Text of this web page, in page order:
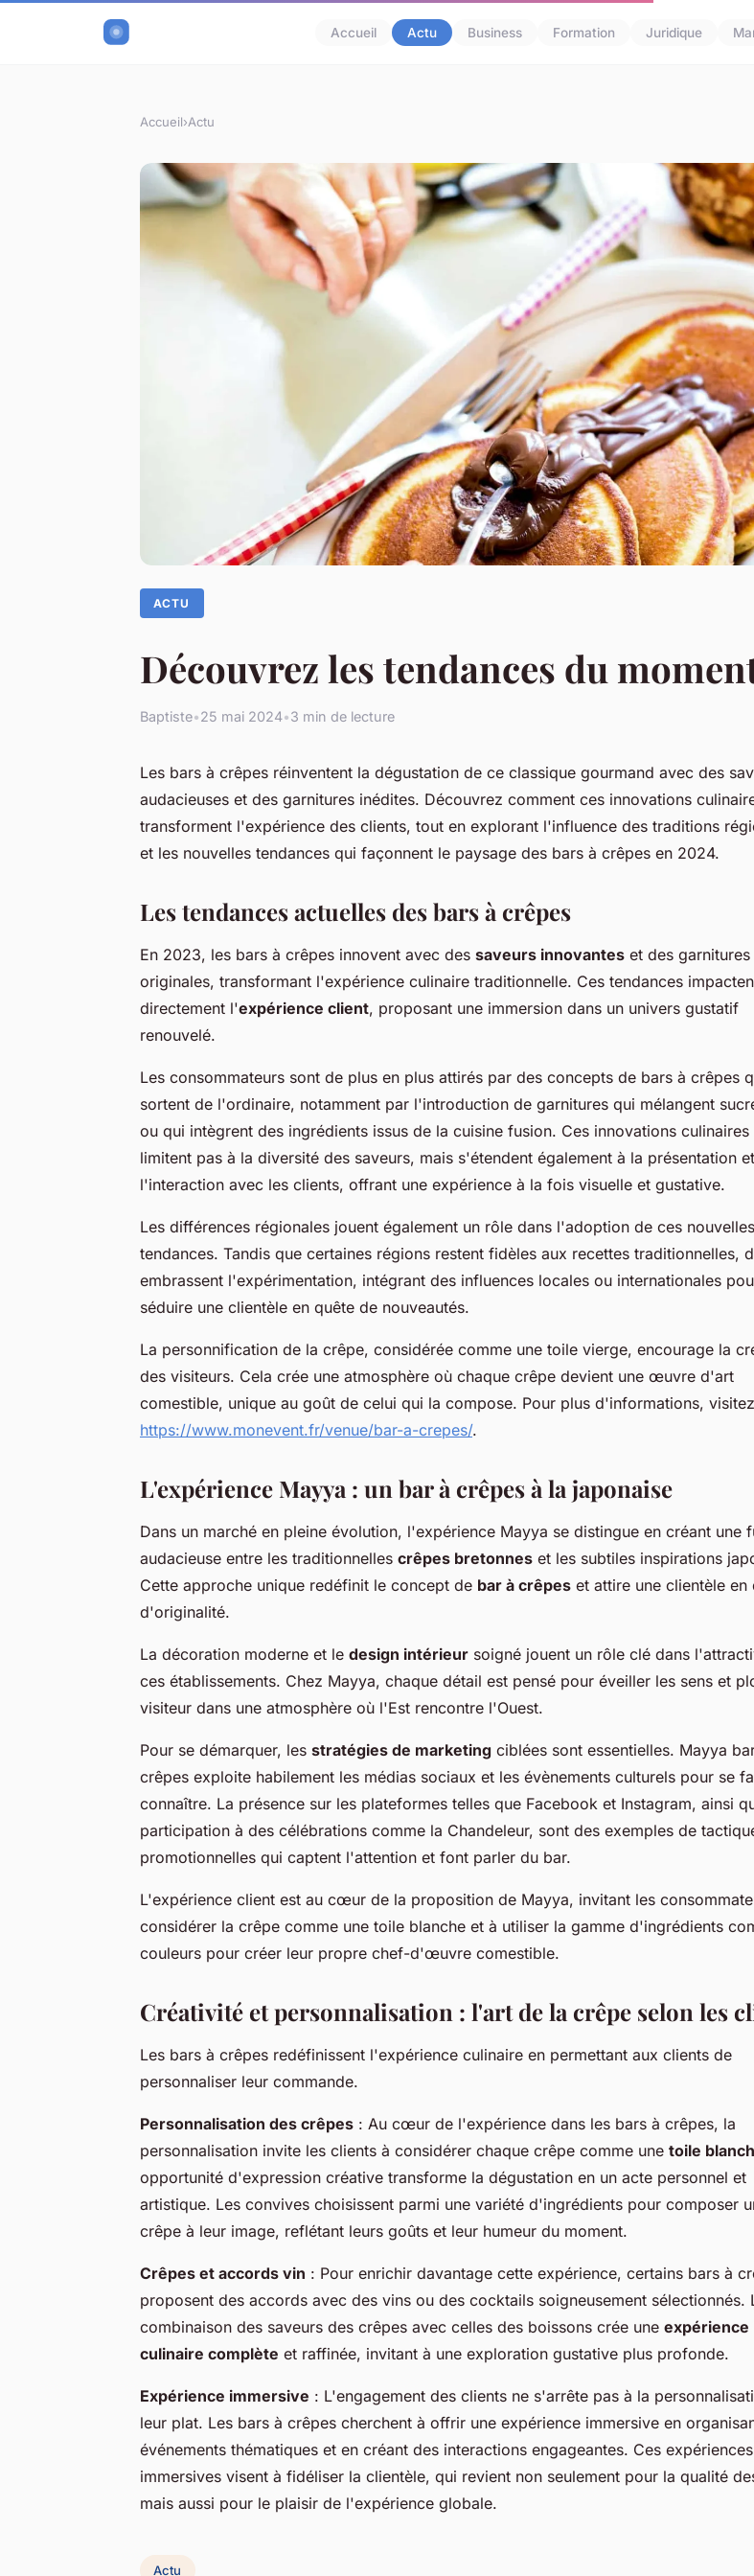
Accueil Actu Business Formation Juridique
Accueil›Actu
ACTU
Découvrez les tendances du
Baptiste•25 mai 2024•3 min de lecture
Les bars à crêpes réinventent la dégustation de ce classique gourmand avec des
audacieuses et des garnitures inédites. Découvrez comment ces innovations
transforment l'expérience des clients, tout en explorant l'influence des traditions
et les nouvelles tendances qui façonnent le paysage des bars à crêpes en 2024.
Les tendances actuelles des bars à crêpes
En 2023, les bars à crêpes innovent avec des saveurs innovantes et des garnitures
originales, transformant l'expérience culinaire traditionnelle. Ces tendances
directement l'expérience client, proposant une immersion dans un univers gustatif
renouvelé.
Les consommateurs sont de plus en plus attirés par des concepts de bars à crêpes
sortent de l'ordinaire, notamment par l'introduction de garnitures qui mélangent
ou qui intègrent des ingrédients issus de la cuisine fusion. Ces innovations culinaires
limitent pas à la diversité des saveurs, mais s'étendent également à la présentation
l'interaction avec les clients, offrant une expérience à la fois visuelle et gustative.
Les différences régionales jouent également un rôle dans l'adoption de ces nouvelles
tendances. Tandis que certaines régions restent fidèles aux recettes traditionnelles,
embrassent l'expérimentation, intégrant des influences locales ou internationales
séduire une clientèle en quête de nouveautés.
La personnification de la crêpe, considérée comme une toile vierge, encourage la
des visiteurs. Cela crée une atmosphère où chaque crêpe devient une œuvre d'art
comestible, unique au goût de celui qui la compose. Pour plus d'informations,
https://www.monevent.fr/venue/bar-a-crepes/.
L'expérience Mayya : un bar à crêpes à la japonaise
Dans un marché en pleine évolution, l'expérience Mayya se distingue en créant une
audacieuse entre les traditionnelles crêpes bretonnes et les subtiles inspirations
Cette approche unique redéfinit le concept de bar à crêpes et attire une clientèle en
d'originalité.
La décoration moderne et le design intérieur soigné jouent un rôle clé dans
ces établissements. Chez Mayya, chaque détail est pensé pour éveiller les sens et
visiteur dans une atmosphère où l'Est rencontre l'Ouest.
Pour se démarquer, les stratégies de marketing ciblées sont essentielles. Mayya
crêpes exploite habilement les médias sociaux et les évènements culturels pour se
connaître. La présence sur les plateformes telles que Facebook et Instagram, ainsi
participation à des célébrations comme la Chandeleur, sont des exemples de
promotionnelles qui captent l'attention et font parler du bar.
L'expérience client est au cœur de la proposition de Mayya, invitant les
considérer la crêpe comme une toile blanche et à utiliser la gamme d'ingrédients
couleurs pour créer leur propre chef-d'œuvre comestible.
Créativité et personnalisation : l'art de la crêpe selon les
Les bars à crêpes redéfinissent l'expérience culinaire en permettant aux clients de
personnaliser leur commande.
Personnalisation des crêpes : Au cœur de l'expérience dans les bars à crêpes, la
personnalisation invite les clients à considérer chaque crêpe comme une toile
opportunité d'expression créative transforme la dégustation en un acte personnel et
artistique. Les convives choisissent parmi une variété d'ingrédients pour composer
crêpe à leur image, reflétant leurs goûts et leur humeur du moment.
Crêpes et accords vin : Pour enrichir davantage cette expérience, certains bars à
proposent des accords avec des vins ou des cocktails soigneusement sélectionnés.
combinaison des saveurs des crêpes avec celles des boissons crée une expérience
culinaire complète et raffinée, invitant à une exploration gustative plus profonde.
Expérience immersive : L'engagement des clients ne s'arrête pas à la
leur plat. Les bars à crêpes cherchent à offrir une expérience immersive en
événements thématiques et en créant des interactions engageantes. Ces expériences
immersives visent à fidéliser la clientèle, qui revient non seulement pour la qualité
mais aussi pour le plaisir de l'expérience globale.
Actu